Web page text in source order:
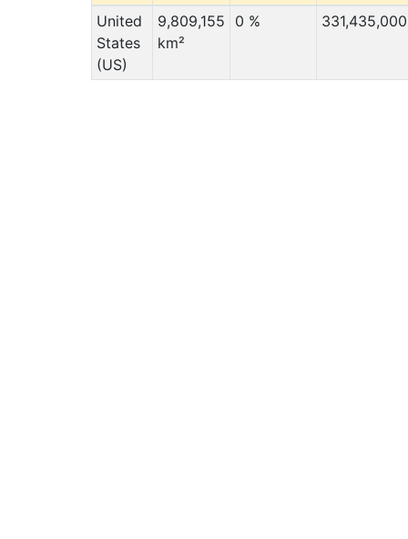
United
States
(US)
9,809,155
km²
0 % 331,435,000